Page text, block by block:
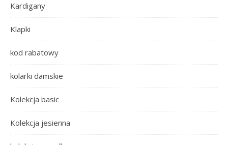
Kardigany
Klapki
kod rabatowy
kolarki damskie
Kolekcja basic
Kolekcja jesienna